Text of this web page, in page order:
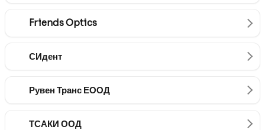
Friends Optics
СИдент
Рувен Транс ЕООД
ТСАКИ ООД